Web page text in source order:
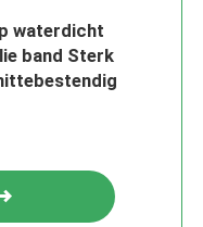
waterdicht
band Sterk